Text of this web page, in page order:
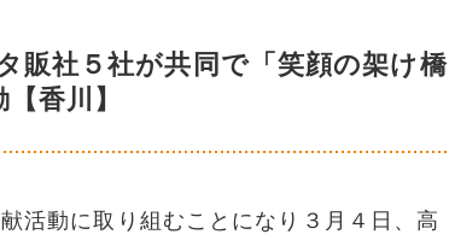
販社５社が共同で「笑顔の架け橋
香川】
活動に取り組むことになり３月４日、高